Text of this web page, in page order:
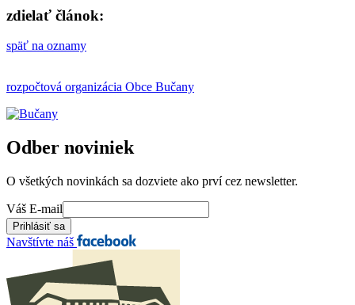
zdielať článok:
späť na oznamy
rozpočtová organizácia Obce Bučany
Odber noviniek
O všetkých novinkách sa dozviete ako prví cez newsletter.
Váš E-mail
Navštívte náš